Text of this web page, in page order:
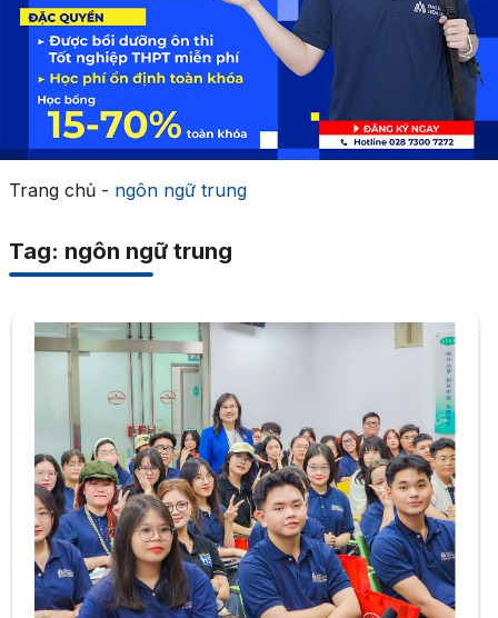
Trang chủ- ngôn ngữ trung
Tag: ngôn ngữ trung